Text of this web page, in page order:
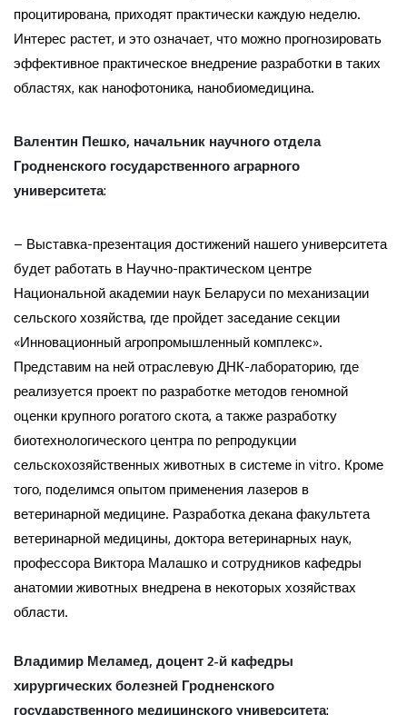
процитирована, приходят практически каждую неделю.
Интерес растет, и это означает, что можно прогнозировать
эффективное практическое внедрение разработки в таких
областях, как нанофотоника, нанобиомедицина.
Валентин Пешко, начальник научного отдела
Гродненского государственного аграрного
университета:
– Выставка-презентация достижений нашего университета
будет работать в Научно-практическом центре
Национальной академии наук Беларуси по механизации
сельского хозяйства, где пройдет заседание секции
«Инновационный агропромышленный комплекс».
Представим на ней отраслевую ДНК-лабораторию, где
реализуется проект по разработке методов геномной
оценки крупного рогатого скота, а также разработку
биотехнологического центра по репродукции
сельскохозяйственных животных в системе in vitro. Кроме
того, поделимся опытом применения лазеров в
ветеринарной медицине. Разработка декана факультета
ветеринарной медицины, доктора ветеринарных наук,
профессора Виктора Малашко и сотрудников кафедры
анатомии животных внедрена в некоторых хозяйствах
области.
Владимир Меламед, доцент 2-й кафедры
хирургических болезней Гродненского
государственного медицинского университета: